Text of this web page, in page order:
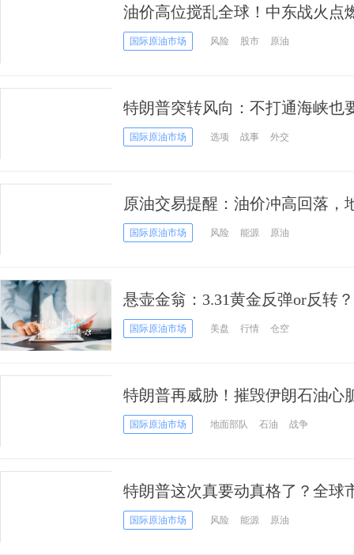
油价高位搅乱全球！中东战火点
死抉择”
国际原油市场 风险 股市 原油
特朗普突转风向：不打通海峡也
国际原油市场 选项 战事 外交
原油交易提醒：油价冲高回落，
调整！
国际原油市场 风险 能源 原油
悬壶金翁：3.31黄金反弹or反转
国际原油市场 美盘 行情 仓空
特朗普再威胁！摧毁伊朗石油心
悬一线
国际原油市场 地面部队 石油 战争
特朗普这次真要动真格了？全球
涨、美元逼近10个月高位、比特
国际原油市场 风险 能源 原油